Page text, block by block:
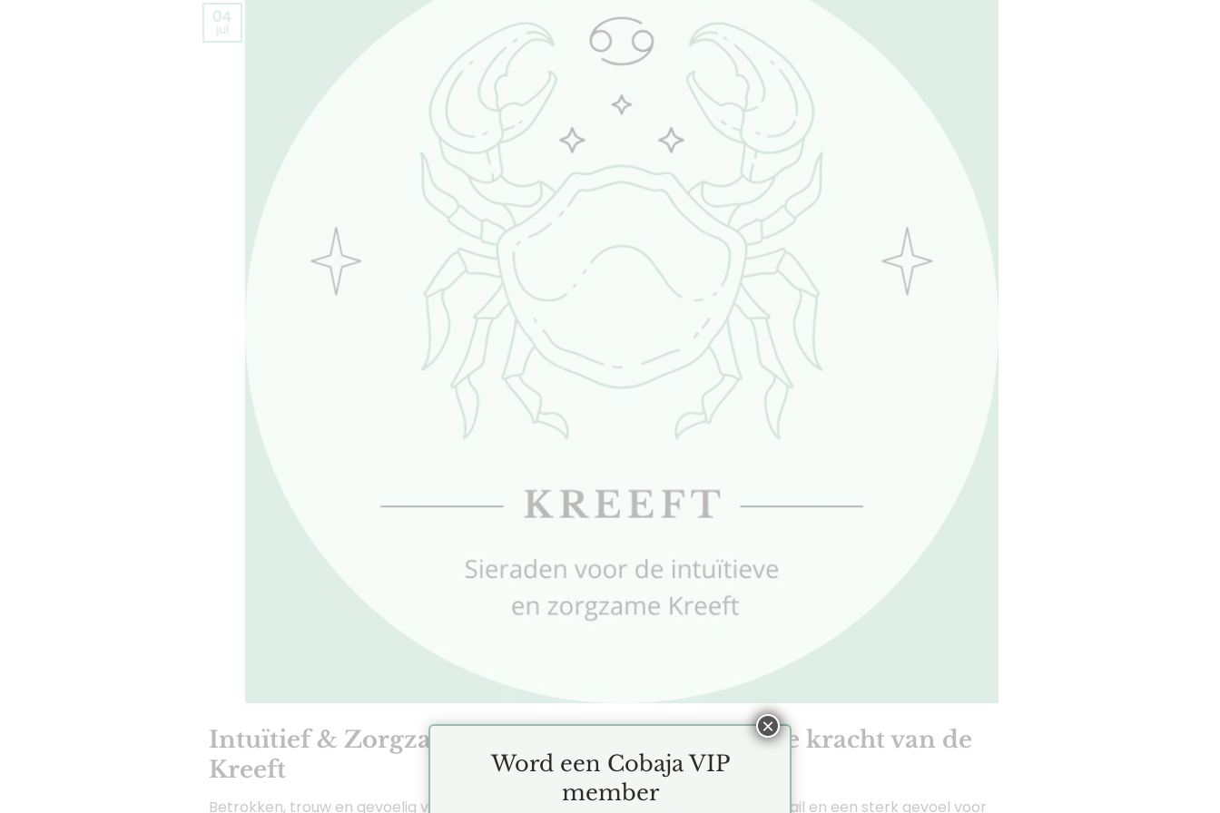
04
jul
Intuïtief & Zorgzaam: Sieraden die passen bij de kracht van de
Kreeft
Betrokken, trouw en gevoelig voor sfeer – Kreeften zijn mensen met oog voor detail en een sterk gevoel voor
Word een Cobaja VIP
member
×